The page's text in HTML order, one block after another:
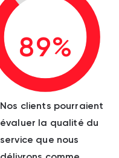
89%
Nos clients pourraient
évaluer la qualité du
service que nous